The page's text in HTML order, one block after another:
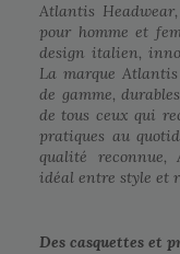
Atlantis
pour homme et
design italien,
La marque
de gamme,
de tous ceux qui
pratiques au
qualité
idéal entre style et
Des casquettes et